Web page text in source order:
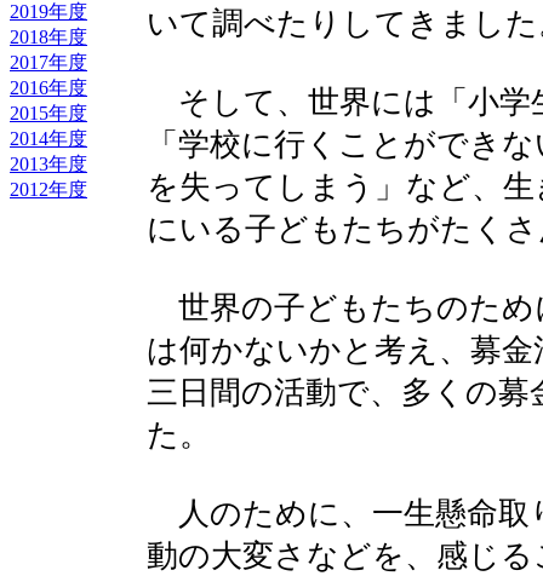
2019年度
2018年度
2017年度
2016年度
2015年度
2014年度
2013年度
2012年度
いて調べたりしてきまし
そして、世界には「小学
「学校に行くことができ
を失ってしまう」など、
にいる子どもたちがたく
世界の子どもたちのため
は何かないかと考え、募
三日間の活動で、多くの
た。
人のために、一生懸命取
動の大変さなどを、感じ